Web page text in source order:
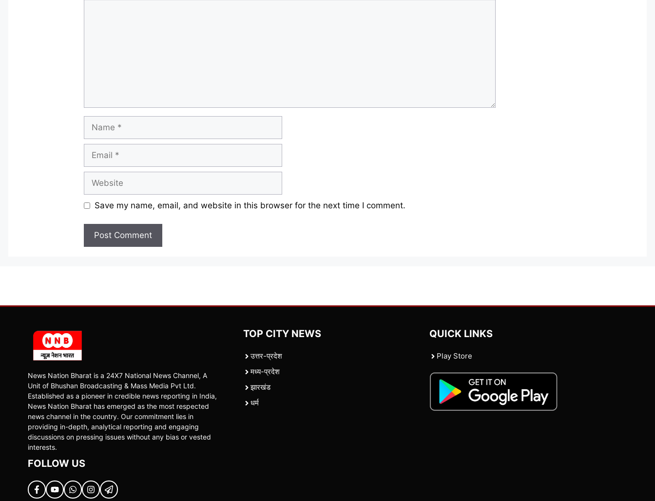
Save my name, email, and website in this browser for the next time I comment.
News Nation Bharat is a 24X7 National News Channel, A
Unit of Bhushan Broadcasting & Mass Media Pvt Ltd.
Established as a pioneer in credible news reporting in India,
News Nation Bharat has emerged as the most respected
news channel in the country. Our commitment lies in
providing in-depth, analytical reporting and engaging
discussions on pressing issues without any bias or vested
interests.
FOLLOW US
TOP CITY NEWS
उत्तर-प्रदेश
मध्य-प्रदेश
झारखंड
धर्म
QUICK LINKS
Play Store